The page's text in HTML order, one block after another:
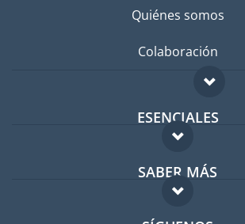
Quiénes somos
Colaboración
ESENCIALES
Foro para expatriados
Guía para expatriados
Trabajos en el extranjero
SABER MÁS
FAQ